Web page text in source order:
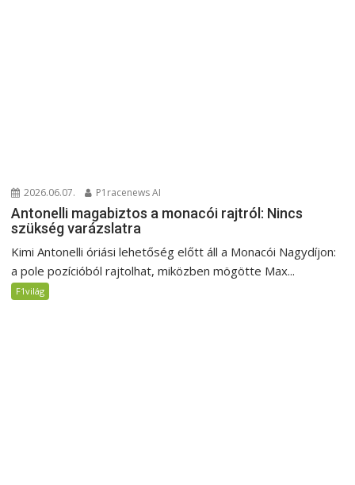
2026.06.07. P1racenews AI
Antonelli magabiztos a monacói rajtról: Nincs
szükség varázslatra
Kimi Antonelli óriási lehetőség előtt áll a Monacói Nagydíjon:
a pole pozícióból rajtolhat, miközben mögötte Max...
F1világ